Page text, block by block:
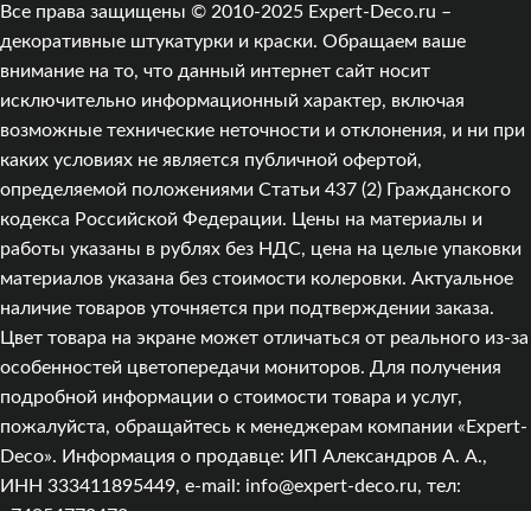
Все права защищены © 2010-2025 Expert-Deco.ru –
декоративные штукатурки и краски. Обращаем ваше
внимание на то, что данный интернет сайт носит
исключительно информационный характер, включая
возможные технические неточности и отклонения, и ни при
каких условиях не является публичной офертой,
определяемой положениями Статьи 437 (2) Гражданского
кодекса Российской Федерации. Цены на материалы и
работы указаны в рублях без НДС, цена на целые упаковки
материалов указана без стоимости колеровки. Актуальное
наличие товаров уточняется при подтверждении заказа.
Цвет товара на экране может отличаться от реального из‑за
особенностей цветопередачи мониторов. Для получения
подробной информации о стоимости товара и услуг,
пожалуйста, обращайтесь к менеджерам компании «Expert-
Deco». Информация о продавце: ИП Александров А. А.,
ИНН 333411895449, e-mail: info@expert-deco.ru, тел: